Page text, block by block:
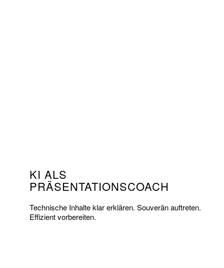
KI ALS
PRÄSENTATIONSCOACH
Technische Inhalte klar erklären. Souverän auftreten.
Effizient vorbereiten.